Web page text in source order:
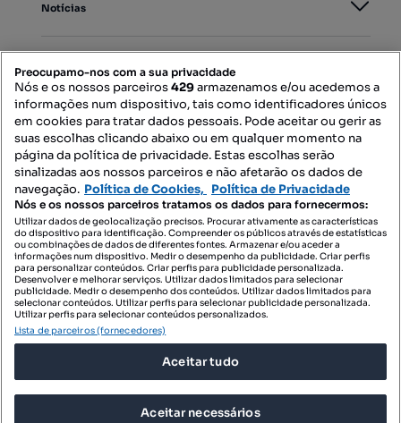
Notícias
Mapa do Site
Contacte-nos
SIGA-NOS:
DESCARREGAR NA:
© 2026 Imovirtual.com, OLX Portugal, S.A.
Preocupamo-nos com a sua privacidade
Nós e os nossos parceiros429armazenamos e/ou acedemos a
informações num dispositivo, tais como identificadores únicos
em cookies para tratar dados pessoais. Pode aceitar ou gerir as
suas escolhas clicando abaixo ou em qualquer momento na
página da política de privacidade. Estas escolhas serão
sinalizadas aos nossos parceiros e não afetarão os dados de
navegação. Política de Cookies, Política de Privacidade
Nós e os nossos parceiros tratamos os dados para fornecermos:
Utilizar dados de geolocalização precisos. Procurar ativamente as características
do dispositivo para identificação. Compreender os públicos através de estatísticas
ou combinações de dados de diferentes fontes. Armazenar e/ou aceder a
informações num dispositivo. Medir o desempenho da publicidade. Criar perfis
para personalizar conteúdos. Criar perfis para publicidade personalizada.
Desenvolver e melhorar serviços. Utilizar dados limitados para selecionar
publicidade. Medir o desempenho dos conteúdos. Utilizar dados limitados para
selecionar conteúdos. Utilizar perfis para selecionar publicidade personalizada.
Utilizar perfis para selecionar conteúdos personalizados.
Lista de parceiros (fornecedores)
Aceitar tudo
Aceitar necessários